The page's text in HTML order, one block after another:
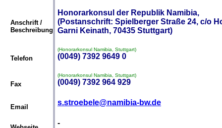
Anschrift /
Beschreibung
Honorarkonsul der Republik Namibia,
(Postanschrift: Spielberger Straße 24, c/o
Garni Keinath, 70435 Stuttgart)
Telefon
(Honorarkonsul Namibia, Stuttgart)
(0049) 7392 9649 0
Fax
(Honorarkonsul Namibia, Stuttgart)
(0049) 7392 964 929
Email
s.stroebele@namibia-bw.de
-